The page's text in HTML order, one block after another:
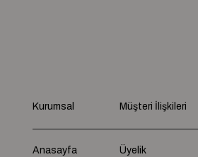
Kurumsal
Anasayfa
Müşteri İlişkileri
Üyelik